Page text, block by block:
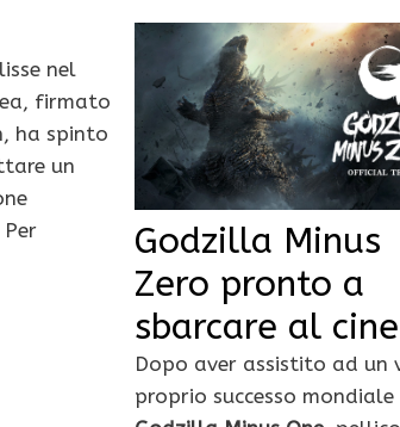
nel
firmato
ha spinto
un
Godzilla Minus
Zero pronto a
sbarcare al
Dopo aver assistito ad un
proprio successo mondiale